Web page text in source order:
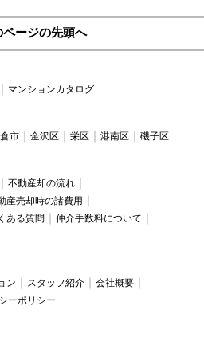
ページの先頭へ
マンションカタログ
市 金沢区 栄区 港南区 磯子区
不動産却の流れ
産売却時の諸費用
ある質問
仲介手数料について
ン スタッフ紹介
会社概要
ーポリシー